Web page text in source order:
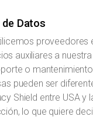
Datos
auxiliares a
o
pueden ser
Shield entre USA
lo que quiere